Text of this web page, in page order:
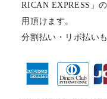
RICAN EXPRESS」
用頂けます。
分割払い・リボ払い